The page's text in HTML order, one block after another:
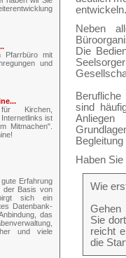
entwickeln.
Neben
Die
sind
Anliegen
Haben
Wie
Gehen
Sie
reicht
die
Pfarrbüro mit
und
Kirchen,
ist
Mitmachen".
Erfahrung
der Basis von
sich ein
Datenbank-
das
und viele